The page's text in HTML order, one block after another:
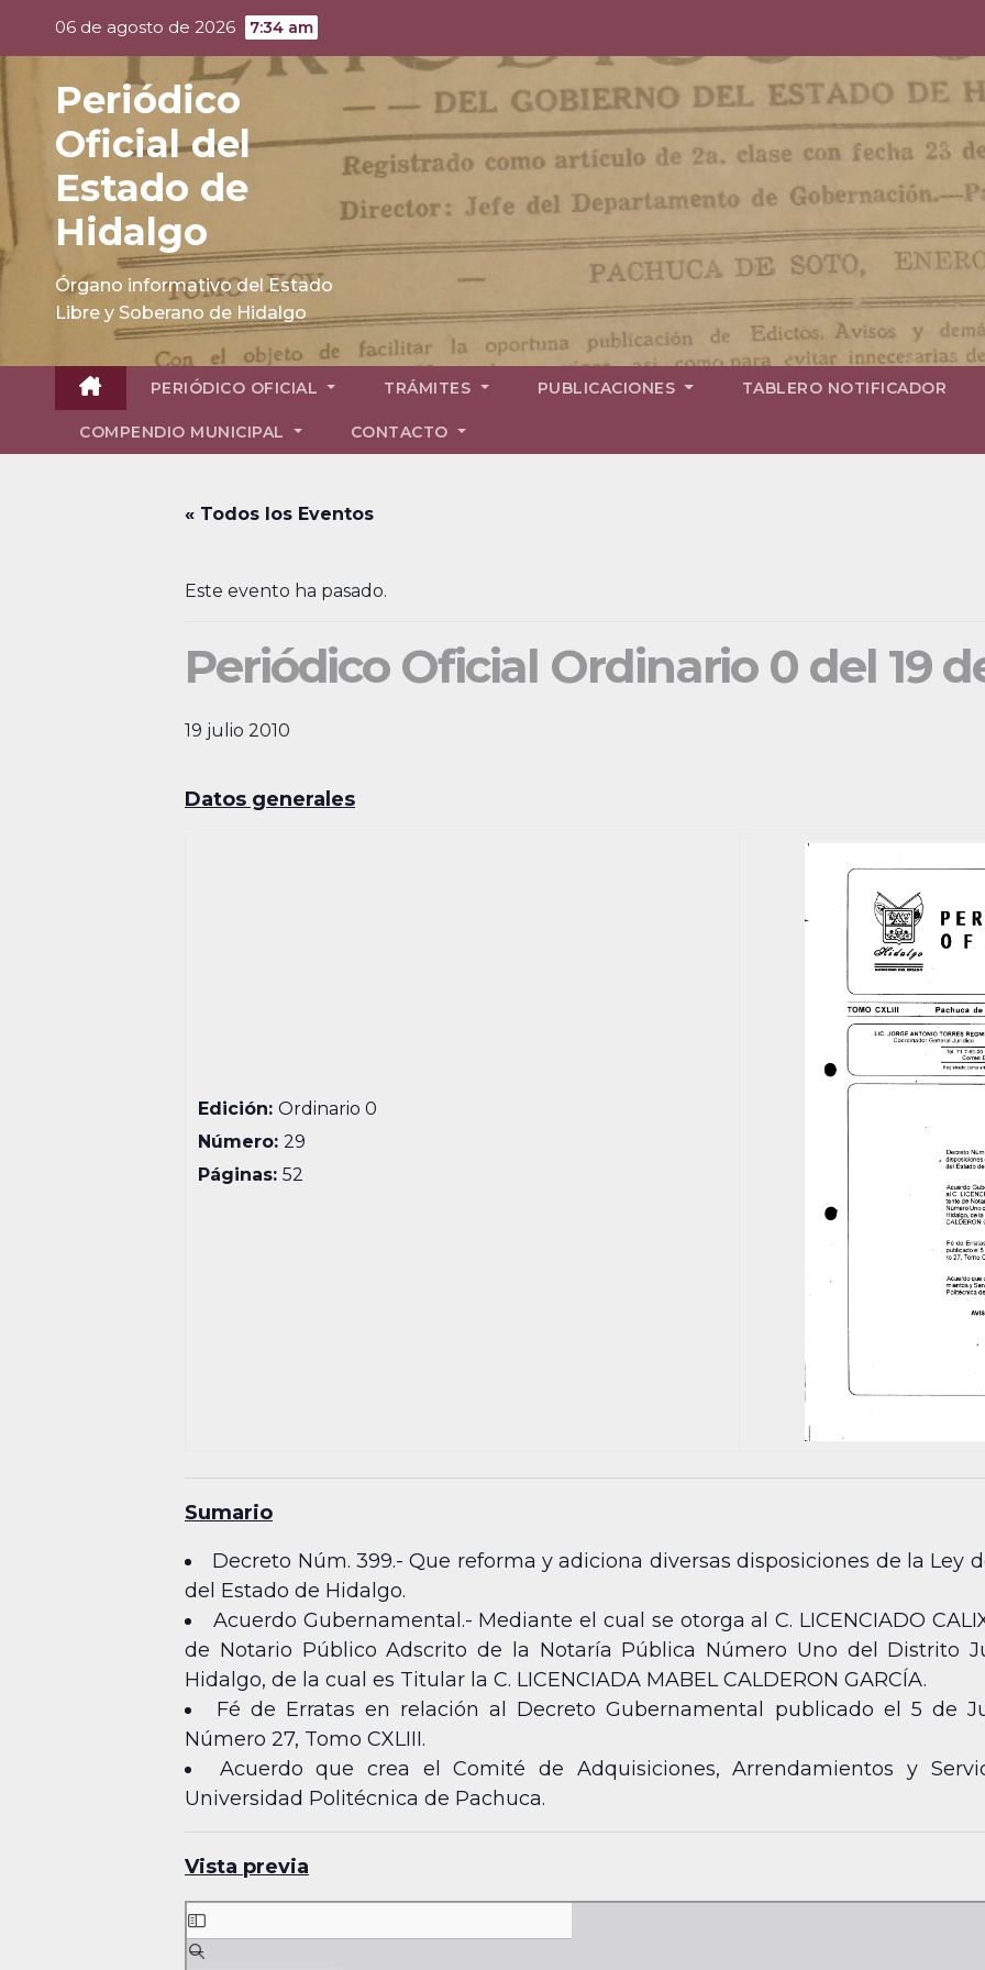
06 de agosto de 2026 7:34 am
Periódico
Oficial del
Estado de
Hidalgo
Órgano informativo del Estado
Libre y Soberano de Hidalgo
PERIÓDICO OFICIAL TRÁMITES PUBLICACIONES TABLERO NOTIFICADOR
COMPENDIO MUNICIPAL CONTACTO
« Todos los Eventos
Este evento ha pasado.
Periódico Oficial Ordinario 0 del 19
19 julio 2010
Datos generales
Edición:Ordinario 0
Número:29
Páginas:52
Sumario
Decreto Núm. 399.- Que reforma y adiciona diversas disposiciones de la Ley
del Estado de Hidalgo.
Acuerdo Gubernamental.- Mediante el cual se otorga al C. LICENCIADO
de Notario Público Adscrito de la Notaría Pública Número Uno del Distrito
Hidalgo, de la cual es Titular la C. LICENCIADA MABEL CALDERON GARCÍA.
Fé de Erratas en relación al Decreto Gubernamental publicado el 5 de
Número 27, Tomo CXLIII.
Acuerdo que crea el Comité de Adquisiciones, Arrendamientos y
Universidad Politécnica de Pachuca.
Vista previa
Skip
to
PDF